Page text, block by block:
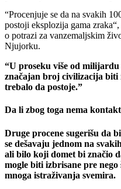
“Procenjuje se da na svakih
postoji eksplozija gama
o potrazi za vanzemaljskim
Njujorku.
“U proseku više od milijardu
značajan broj civilizacija biti
trebalo da postoje.”
Da li zbog toga nema
Druge procene sugerišu da
se dešavaju jednom na
ali bilo koji domet bi značio
mogle biti izbrisane pre
mnoga istraživanja svemira.